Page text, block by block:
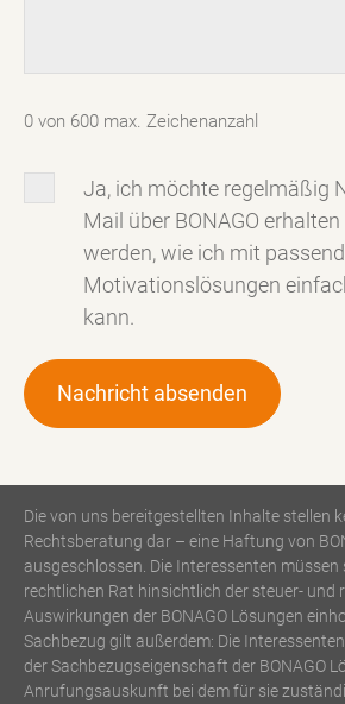
0 von 600 max. Zeichenanzahl
NewsletterJa, ich möchte regelmäßig
Mail über BONAGO
werden, wie ich mit
Motivationslösungen
kann.
Die von uns bereitgestellten Inhalte stellen
Rechtsberatung dar – eine Haftung von
ausgeschlossen. Die Interessenten müssen
rechtlichen Rat hinsichtlich der steuer- und
Auswirkungen der BONAGO Lösungen
Sachbezug gilt außerdem: Die
der Sachbezugseigenschaft der BONAGO
Anrufungsauskunft bei dem für sie